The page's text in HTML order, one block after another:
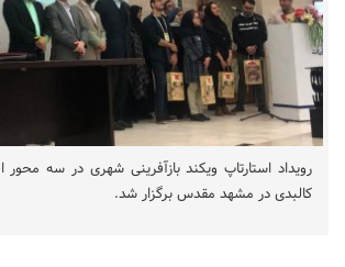
رویداد استارتاپ ویکند بازآفرینی شهری در سه محور
کالبدی در مشهد مقدس برگزار شد.